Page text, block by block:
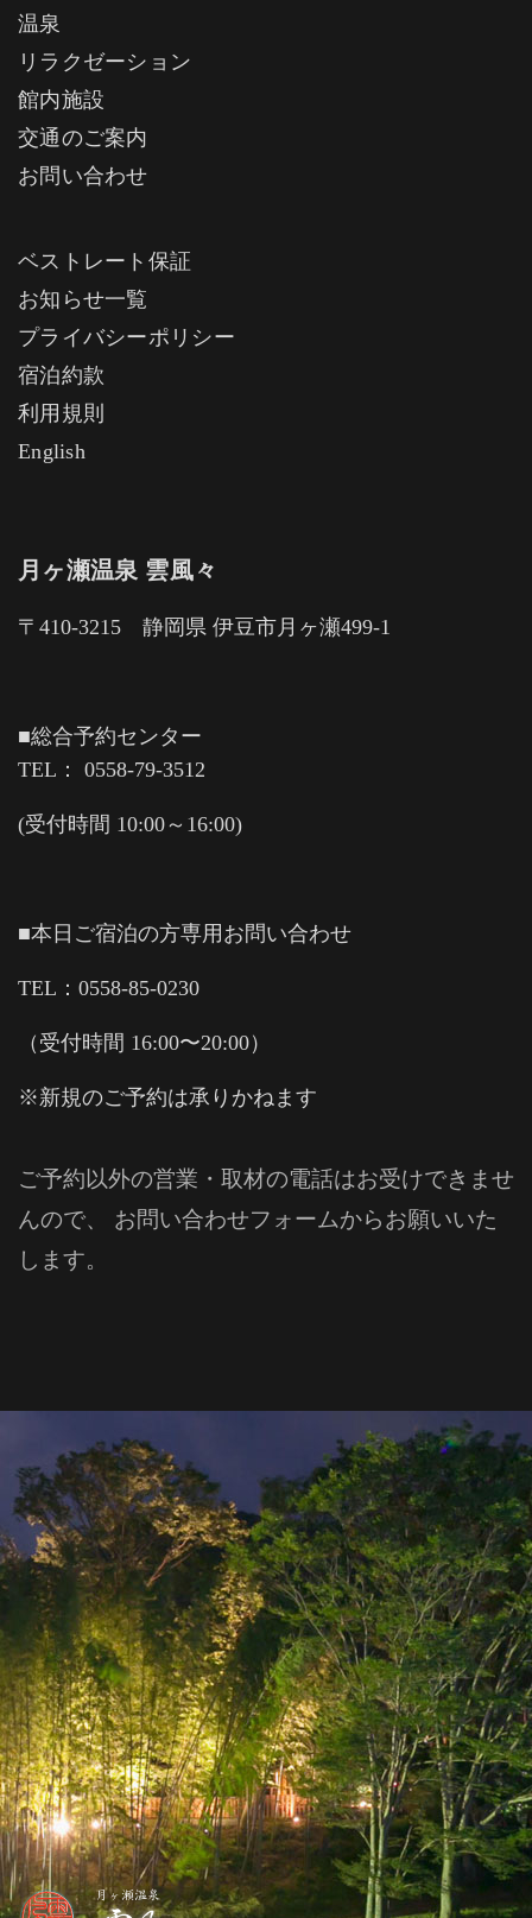
温泉
リラクゼーション
館内施設
交通のご案内
お問い合わせ
ベストレート保証
お知らせ一覧
プライバシーポリシー
宿泊約款
利用規則
English
月ヶ瀬温泉 雲風々
〒410-3215 静岡県 伊豆市月ヶ瀬499-1
■総合予約センター
TEL： 0558-79-3512
(受付時間 10:00～16:00)
■本日ご宿泊の方専用お問い合わせ
TEL：0558-85-0230
（受付時間 16:00〜20:00）
※新規のご予約は承りかねます
ご予約以外の営業・取材の電話はお受けできませ
んので、 お問い合わせフォームからお願いいた
します。